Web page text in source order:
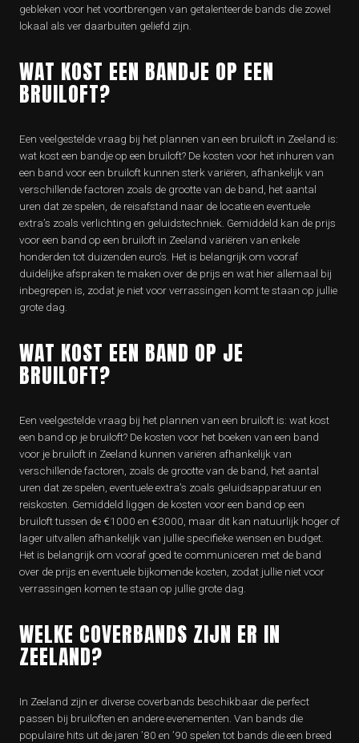
gebleken voor het voortbrengen van getalenteerde bands die zowel
lokaal als ver daarbuiten geliefd zijn.
WAT KOST EEN BANDJE OP EEN
BRUILOFT?
Een veelgestelde vraag bij het plannen van een bruiloft in Zeeland is:
wat kost een bandje op een bruiloft? De kosten voor het inhuren van
een band voor een bruiloft kunnen sterk variëren, afhankelijk van
verschillende factoren zoals de grootte van de band, het aantal
uren dat ze spelen, de reisafstand naar de locatie en eventuele
extra’s zoals verlichting en geluidstechniek. Gemiddeld kan de prijs
voor een band op een bruiloft in Zeeland variëren van enkele
honderden tot duizenden euro’s. Het is belangrijk om vooraf
duidelijke afspraken te maken over de prijs en wat hier allemaal bij
inbegrepen is, zodat je niet voor verrassingen komt te staan op jullie
grote dag.
WAT KOST EEN BAND OP JE
BRUILOFT?
Een veelgestelde vraag bij het plannen van een bruiloft is: wat kost
een band op je bruiloft? De kosten voor het boeken van een band
voor je bruiloft in Zeeland kunnen variëren afhankelijk van
verschillende factoren, zoals de grootte van de band, het aantal
uren dat ze spelen, eventuele extra’s zoals geluidsapparatuur en
reiskosten. Gemiddeld liggen de kosten voor een band op een
bruiloft tussen de €1000 en €3000, maar dit kan natuurlijk hoger of
lager uitvallen afhankelijk van jullie specifieke wensen en budget.
Het is belangrijk om vooraf goed te communiceren met de band
over de prijs en eventuele bijkomende kosten, zodat jullie niet voor
verrassingen komen te staan op jullie grote dag.
WELKE COVERBANDS ZIJN ER IN
ZEELAND?
In Zeeland zijn er diverse coverbands beschikbaar die perfect
passen bij bruiloften en andere evenementen. Van bands die
populaire hits uit de jaren ’80 en ’90 spelen tot bands die een breed